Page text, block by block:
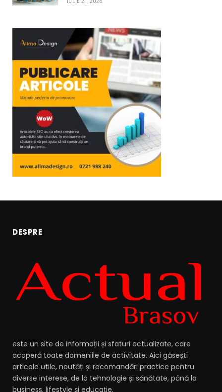
DESPRE
este un site de informații și sfaturi actualizate, care
acoperă toate domeniile de activitate. Aici găsești
articole utile, noutăți și recomandări practice pentru
diverse interese, de la tehnologie și sănătate, până la
business, lifestyle și educație.